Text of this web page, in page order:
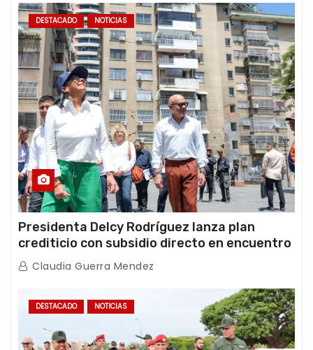
DESTACADO NOTICIAS
Presidenta Delcy Rodríguez lanza plan
crediticio con subsidio directo en encuentro
con Juntas de Condominio
Claudia Guerra Mendez
DESTACADO NOTICIAS